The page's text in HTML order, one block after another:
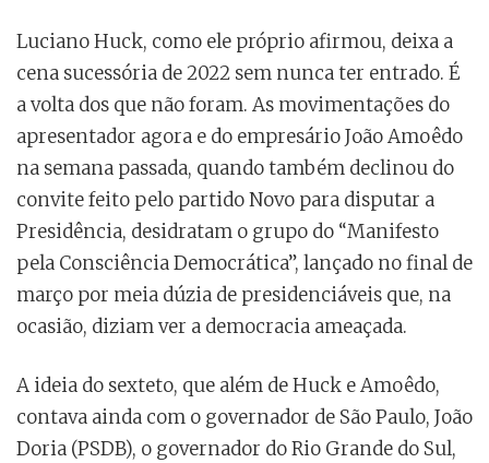
Luciano Huck, como ele próprio afirmou, deixa a
cena sucessória de 2022 sem nunca ter entrado. É
a volta dos que não foram. As movimentações do
apresentador agora e do empresário João Amoêdo
na semana passada, quando também declinou do
convite feito pelo partido Novo para disputar a
Presidência, desidratam o grupo do “Manifesto
pela Consciência Democrática”, lançado no final de
março por meia dúzia de presidenciáveis que, na
ocasião, diziam ver a democracia ameaçada.
A ideia do sexteto, que além de Huck e Amoêdo,
contava ainda com o governador de São Paulo, João
Doria (PSDB), o governador do Rio Grande do Sul,